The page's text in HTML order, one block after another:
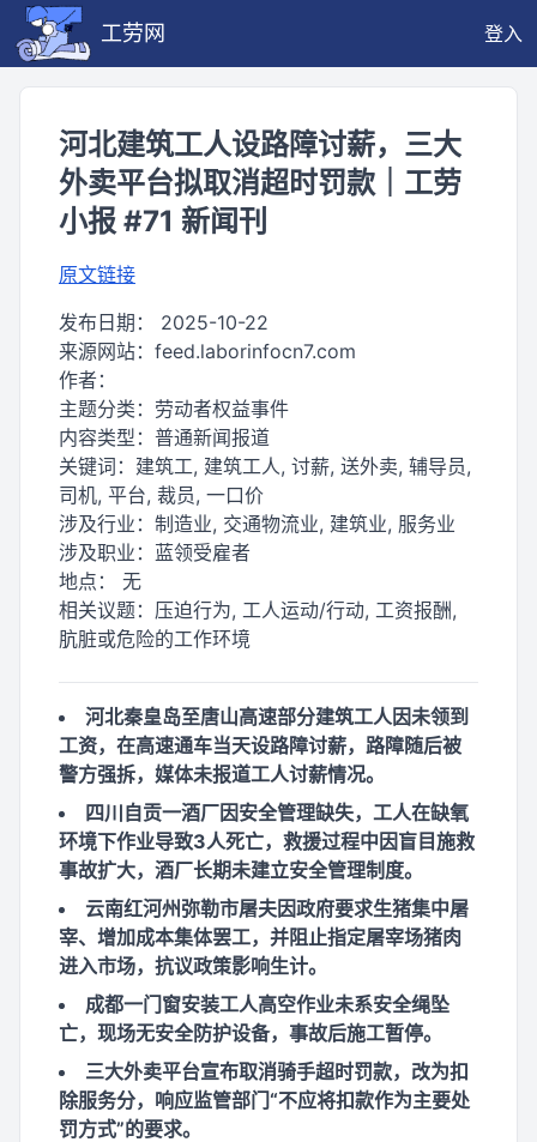
工劳网 登入
河北建筑工人设路障讨薪，三大
外卖平台拟取消超时罚款｜工劳
小报 #71 新闻刊
原文链接
发布日期： 2025-10-22
来源网站： feed.laborinfocn7.com
作者：
主题分类： 劳动者权益事件
内容类型： 普通新闻报道
关键词： 建筑工, 建筑工人, 讨薪, 送外卖, 辅导员,
司机, 平台, 裁员, 一口价
涉及行业： 制造业, 交通物流业, 建筑业, 服务业
涉及职业： 蓝领受雇者
地点： 无
相关议题： 压迫行为, 工人运动/行动, 工资报酬,
肮脏或危险的工作环境
河北秦皇岛至唐山高速部分建筑工人因未领到
工资，在高速通车当天设路障讨薪，路障随后被
警方强拆，媒体未报道工人讨薪情况。
四川自贡一酒厂因安全管理缺失，工人在缺氧
环境下作业导致3人死亡，救援过程中因盲目施救
事故扩大，酒厂长期未建立安全管理制度。
云南红河州弥勒市屠夫因政府要求生猪集中屠
宰、增加成本集体罢工，并阻止指定屠宰场猪肉
进入市场，抗议政策影响生计。
成都一门窗安装工人高空作业未系安全绳坠
亡，现场无安全防护设备，事故后施工暂停。
三大外卖平台宣布取消骑手超时罚款，改为扣
除服务分，响应监管部门“不应将扣款作为主要处
罚方式”的要求。